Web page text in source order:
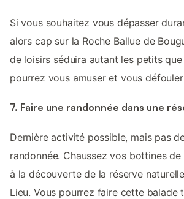
Si vous souhaitez vous dépasser
alors cap sur la Roche Ballue de
de loisirs séduira autant les petits
pourrez vous amuser et vous
7. Faire une randonnée dans une
Dernière activité possible, mais pas
randonnée. Chaussez vos bottines
à la découverte de la réserve
Lieu. Vous pourrez faire cette balade